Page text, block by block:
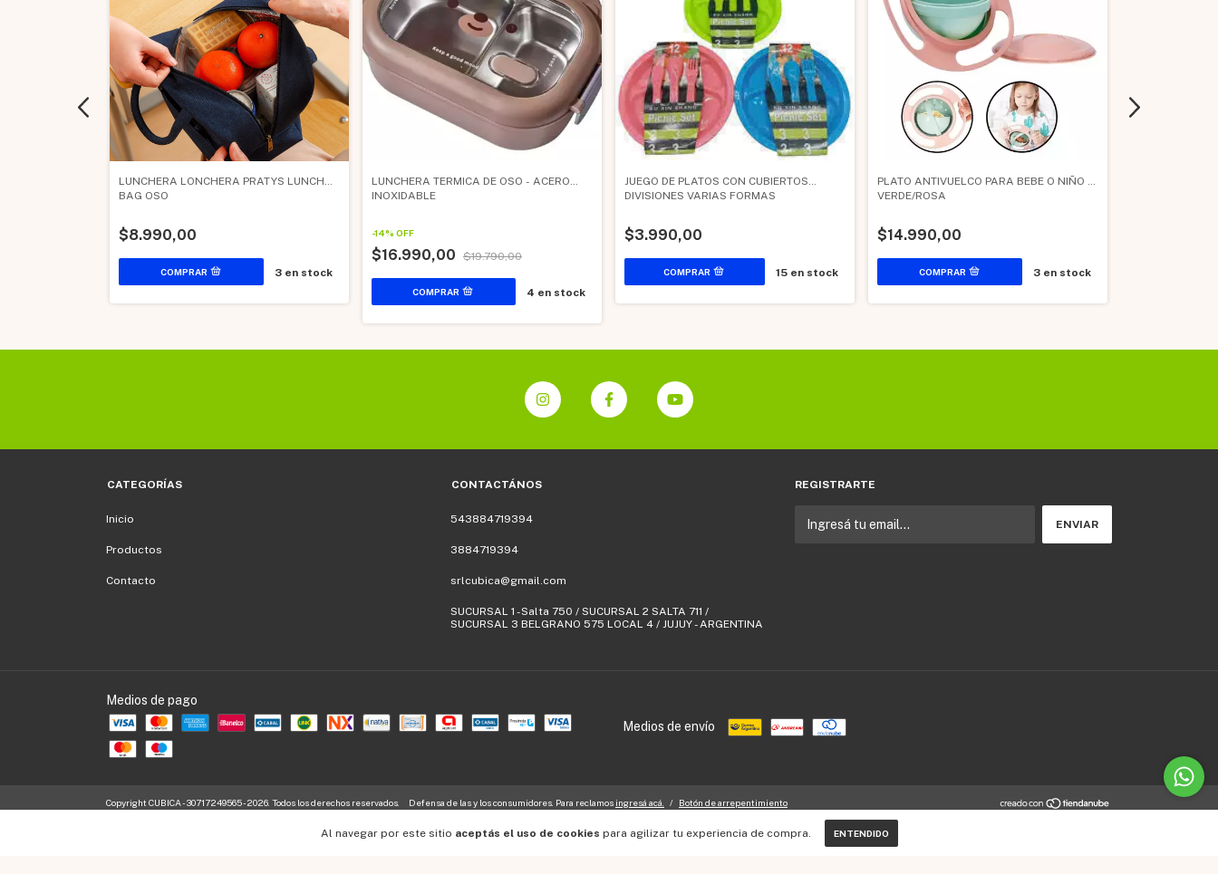
Al navegar por este sitio aceptás el uso de cookies para agilizar tu experiencia de compra. ENTENDIDO
LUNCHERA LONCHERA PRATYS LUNCH
BAG OSO
$8.990,00
3en stock
LUNCHERA TERMICA DE OSO - ACERO
INOXIDABLE
-14% OFF
$16.990,00 $19.790,00
4 en stock
JUEGO DE PLATOS CON CUBIERTOS
DIVISIONES VARIAS FORMAS
$3.990,00
15en stock
PLATO ANTIVUELCO PARA BEBE O NIÑO -
VERDE/ROSA
$14.990,00
3en stock
CATEGORÍAS
Inicio
Productos
Contacto
CONTACTÁNOS
543884719394
3884719394
srlcubica@gmail.com
SUCURSAL 1 -Salta 750 / SUCURSAL 2 SALTA 711 /
SUCURSAL 3 BELGRANO 575 LOCAL 4 / JUJUY - ARGENTINA
REGISTRARTE
Medios de pago
Medios de envío
Copyright CUBICA - 30717249565 - 2026. Todos los derechos reservados. Defensa de las y los consumidores. Para reclamos ingresá acá. / Botón de arrepentimiento